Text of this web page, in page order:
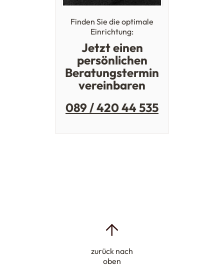
Finden Sie die optimale
Einrichtung:
Jetzt einen
persönlichen
Beratungstermin
vereinbaren
089 / 420 44 535
zurück nach
oben